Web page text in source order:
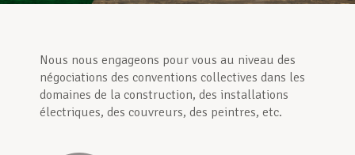
Assistance au Travail
Vos droits
Nous nous engageons pour vous au niveau des
négociations des conventions collectives dans les
domaines de la construction, des installations
électriques, des couvreurs, des peintres, etc.